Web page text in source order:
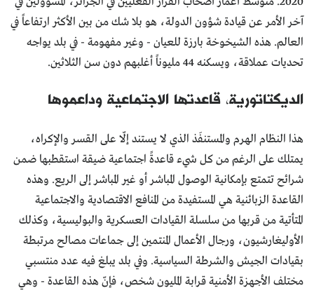
آخر الأمر عن قيادة شؤون الدولة، هو بلا شك من بين الأكثر ارتفاعاً في
العالم. هذه الشيخوخة بارزة للعيان - وغير مفهومة - في بلد يواجه
تحديات عملاقة، ويسكنه 44 مليوناً أغلبهم دون سن الثلاثين.
الديكتاتورية، قاعدتها الاجتماعية وداعموها
هذا النظام الهرم والمستنفَذ الذي لا يستند إلّا على القسر والإكراه،
يمتلك على الرغم من كل شيء قاعدةً اجتماعية ضيقة استقطبها ضمن
شرائح تتمتع بإمكانية الوصول المباشر أو غير المباشر إلى الريع. وهذه
القاعدة الزبائنية هي المستفيدة من المنافع الاقتصادية والاجتماعية
المتأتية من قربها من سلسلة القيادات العسكرية والبوليسية، وكذلك
الأوليغارشيون، ورجال الأعمال المنتمين إلى جماعات مصالح مرتبطة
بقيادات الجيش والشرطة السياسية. وفي بلد يبلغ فيه عدد منتسبي
مختلف الأجهزة الأمنية قرابة المليون شخص، فإنّ هذه القاعدة - وهي